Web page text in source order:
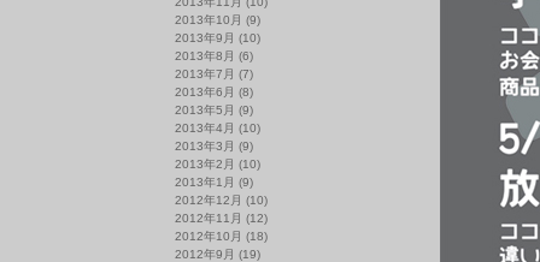
2013年10月 (9)
2013年9月 (10)
2013年8月 (6)
2013年7月 (7)
2013年6月 (8)
2013年5月 (9)
2013年4月 (10)
2013年3月 (9)
2013年2月 (10)
2013年1月 (9)
2012年12月 (10)
2012年11月 (12)
2012年10月 (18)
2012年9月 (19)